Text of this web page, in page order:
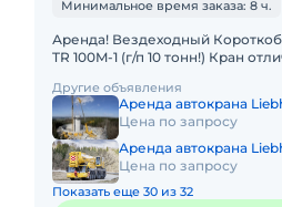
Минимальное время заказа: 8 ч.
Аренда! Вездеходный
TR 100M-1 (г/п 10 тонн!) Кран
бездорожью. Технические
Другие объявления
Аренда автокрана
Цена по запросу
Аренда автокрана
Цена по запросу
Показать еще 30 из 32